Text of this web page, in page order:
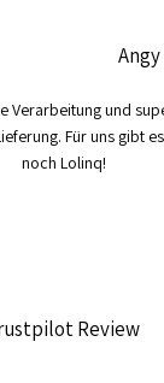
Verarbeitung und
Für uns gibt
noch Lolinq!
Angy
Review